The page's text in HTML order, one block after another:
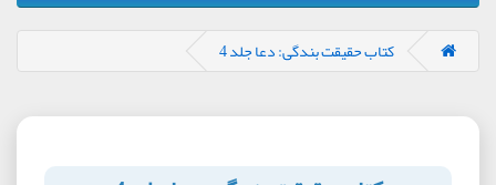
کتاب حقیقت بندگی: دعا جلد 4